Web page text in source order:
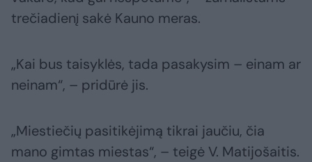
trečiadienį sakė Kauno meras.
„Kai bus taisyklės, tada pasakysim – einam ar
neinam“, – pridūrė jis.
„Miestiečių pasitikėjimą tikrai jaučiu, čia
mano gimtas miestas“, – teigė V. Matijošaitis.